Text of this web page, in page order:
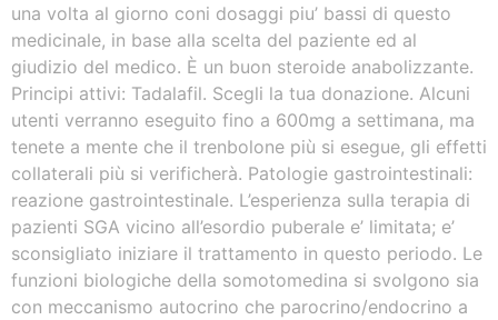
una volta al giorno coni dosaggi piu’ bassi di questo
medicinale, in base alla scelta del paziente ed al
giudizio del medico. È un buon steroide anabolizzante.
Principi attivi: Tadalafil. Scegli la tua donazione. Alcuni
utenti verranno eseguito fino a 600mg a settimana, ma
tenete a mente che il trenbolone più si esegue, gli effetti
collaterali più si verificherà. Patologie gastrointestinali:
reazione gastrointestinale. L’esperienza sulla terapia di
pazienti SGA vicino all’esordio puberale e’ limitata; e’
sconsigliato iniziare il trattamento in questo periodo. Le
funzioni biologiche della somotomedina si svolgono sia
con meccanismo autocrino che parocrino/endocrino a